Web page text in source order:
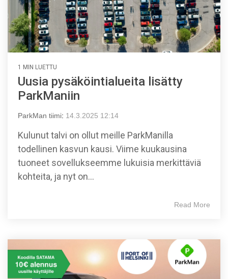
1 MIN LUETTU
Uusia pysäköintialueita lisätty
ParkManiin
ParkMan tiimi: 14.3.2025 12:14
Kulunut talvi on ollut meille ParkManilla
todellinen kasvun kausi. Viime kuukausina
tuoneet sovellukseemme lukuisia merkittäviä
kohteita, ja nyt on...
Read More